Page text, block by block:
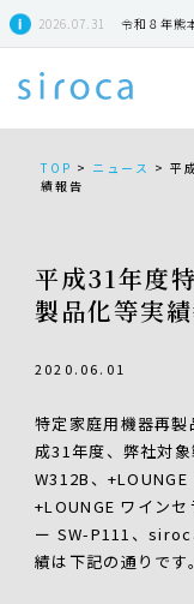
2026.07.31 令和８年熊本
TOP > ニュース > 平
績報告
平成31年度
製品化等実
2020.06.01
特定家庭用機器再
成31年度、弊社対
W312B、+LOUNGE
+LOUNGE ワイン
ー SW-P111、
績は下記の通りです。